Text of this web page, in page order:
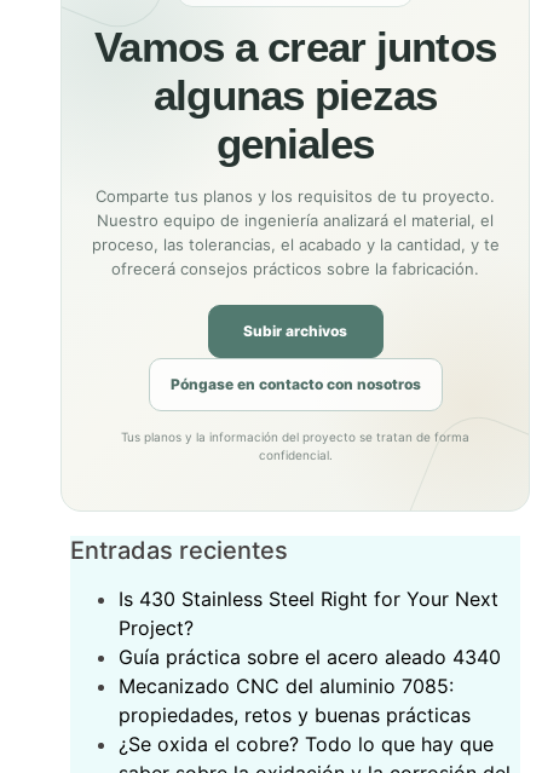
Vamos a crear juntos
algunas piezas
geniales
Comparte tus planos y los requisitos de tu proyecto.
Nuestro equipo de ingeniería analizará el material, el
proceso, las tolerancias, el acabado y la cantidad, y te
ofrecerá consejos prácticos sobre la fabricación.
Subir archivos
Póngase en contacto con nosotros
Tus planos y la información del proyecto se tratan de forma
confidencial.
Entradas recientes
Is 430 Stainless Steel Right for Your Next
Project?
‌Guía práctica sobre el acero aleado 4340‌
Mecanizado CNC del aluminio 7085:
propiedades, retos y buenas prácticas
¿Se oxida el cobre? Todo lo que hay que